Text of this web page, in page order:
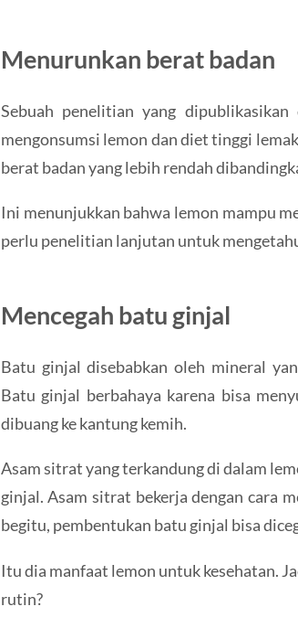
Menurunkan berat badan
Sebuah penelitian yang
mengonsumsi lemon dan diet tinggi
berat badan yang lebih rendah
Ini menunjukkan bahwa lemon mampu
perlu penelitian lanjutan untuk
Mencegah batu ginjal
Batu ginjal disebabkan oleh mineral
Batu ginjal berbahaya karena bisa
dibuang ke kantung kemih.
Asam sitrat yang terkandung di dalam
ginjal. Asam sitrat bekerja dengan cara
begitu, pembentukan batu ginjal bisa
Itu dia manfaat lemon untuk kesehatan.
rutin?